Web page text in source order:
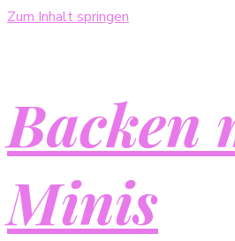
Zum Inhalt springen
Backen
Minis